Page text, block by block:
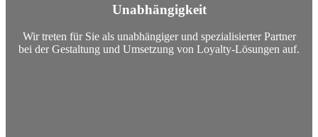
Unabhängigkeit
Wir treten für Sie als unabhängiger und spezialisierter Partner
bei der Gestaltung und Umsetzung von Loyalty-Lösungen auf.